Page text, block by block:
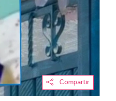
Compartir